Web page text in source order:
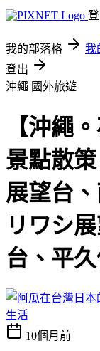
我的部落格 我
登出
沖繩 國外旅遊
【沖繩
景點散
展望台
リワシ
台、平
生活
10個月前